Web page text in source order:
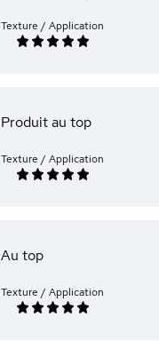
Texture / Application
Produit au top
Texture / Application
Au top
Texture / Application